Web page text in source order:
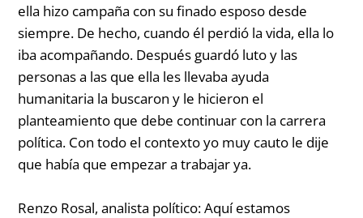
ella hizo campaña con su finado esposo desde
siempre. De hecho, cuando él perdió la vida, ella lo
iba acompañando. Después guardó luto y las
personas a las que ella les llevaba ayuda
humanitaria la buscaron y le hicieron el
planteamiento que debe continuar con la carrera
política. Con todo el contexto yo muy cauto le dije
que había que empezar a trabajar ya.
Renzo Rosal, analista político:Aquí estamos